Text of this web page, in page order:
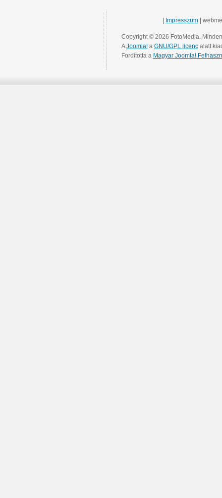
Impresszum |
Copyright © 2026 FotoMedia.
AJoomla! a GNU/GPL licenc alatt
Fordította a Magyar Joomla!